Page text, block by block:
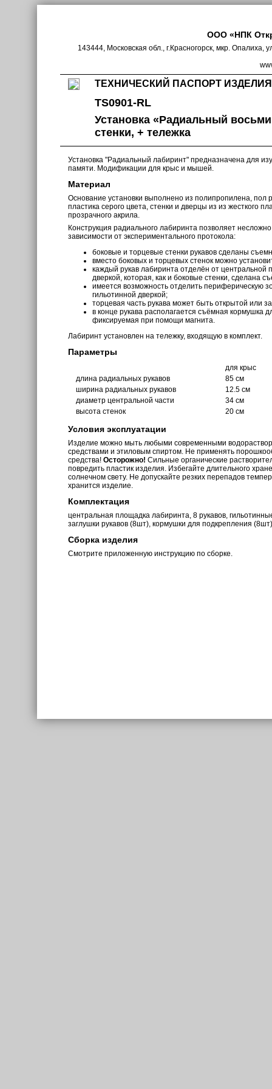
ООО «НПК
143444, Московская обл., г.Красногорск, мкр. Опалиха,
ТЕХНИЧЕСКИЙ ПАСПОРТ
TS0901-RL
Установка «Радиальный
стенки, + тележка
Установка "Радиальный лабиринт" предназначена для
памяти. Модификации для крыс и мышей.
Материал
Основание установки выполнено из полипропилена, пол
пластика серого цвета, стенки и дверцы из из жесткого
прозрачного акрила.
Конструкция радиального лабиринта позволяет
зависимости от экспериментального протокола:
боковые и торцевые стенки рукавов сделаны
вместо боковых и торцевых стенок можно
каждый рукав лабиринта отделён от центральной
дверкой, которая, как и боковые стенки, сделана
имеется возможность отделить периферическую
гильотинной дверкой;
торцевая часть рукава может быть открытой или
в конце рукава располагается съёмная кормушка
фиксируемая при помощи магнита.
Лабиринт установлен на тележку, входящую в комплект.
Параметры
для крыс
длина радиальных рукавов
85 см
ширина радиальных рукавов
12.5 см
диаметр центральной части
34 см
высота стенок
20 см
Условия эксплуатации
Изделие можно мыть любыми современными
средствами и этиловым спиртом. Не применять
средства!Осторожно! Сильные органические
повредить пластик изделия. Избегайте длительного
солнечном свету. Не допускайте резких перепадов
хранится изделие.
Комплектация
центральная площадка лабиринта, 8 рукавов,
заглушки рукавов (8шт), кормушки для подкрепления
Сборка изделия
Смотрите приложенную инструкцию по сборке.